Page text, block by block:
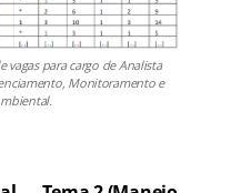
vagas para cargo de Analista
Monitoramento e